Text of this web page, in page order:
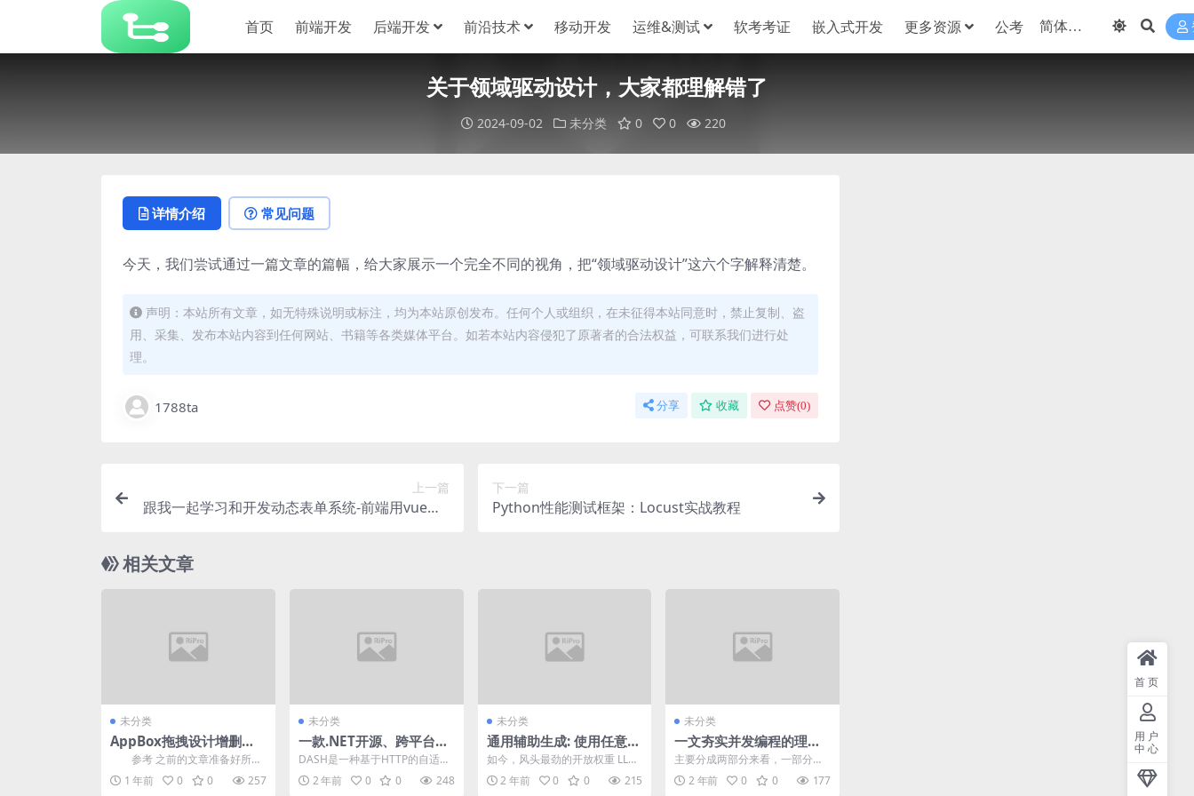
首页 前端开发 后端开发 前沿技术 移动开发 运维&测试 软考考证 嵌入式开发 更多资源 公考
关于领域驱动设计，大家都理解错了
2024-09-02 未分类 0 0 220
详情介绍 常见问题
今天，我们尝试通过一篇文章的篇幅，给大家展示一个完全不同的视角，把“领域驱动设计”这六个字解释清楚。
声明：本站所有文章，如无特殊说明或标注，均为本站原创发布。任何个人或组织，在未征得本站同意时，禁止复制、盗
用、采集、发布本站内容到任何网站、书籍等各类媒体平台。如若本站内容侵犯了原著者的合法权益，可联系我们进行处
理。
1788ta 分享 收藏 点赞(0)
上一篇
跟我一起学习和开发动态表单系统-前端用vue、e
下一篇
Python性能测试框架：Locust实战教程
相关文章
未分类
AppBox拖拽设计增删改
查用户界面
参考 之前的文章准备好所需
的实体模型。
1 年前 0 0 257
未分类
一款.NET开源、跨平台的
DASH/HLS/MSS下载工具
DASH是一种基于HTTP的自适应
流媒体网络传输协议，它允许流
媒体内容以多个编码...
2 年前 0 0 248
未分类
通用辅助生成: 使用任意辅
助模型加速解码
如今，风头最劲的开放权重 LLM
参数量一般都有数十亿到数千亿
(说你呢 Lla...
2 年前 0 0 215
未分类
一文夯实并发编程的理论
基础
主要分成两部分来看，一部分叫
做主内存，另一部分叫做工作内
存。2 年前 0 0 177
首页
用户
中心